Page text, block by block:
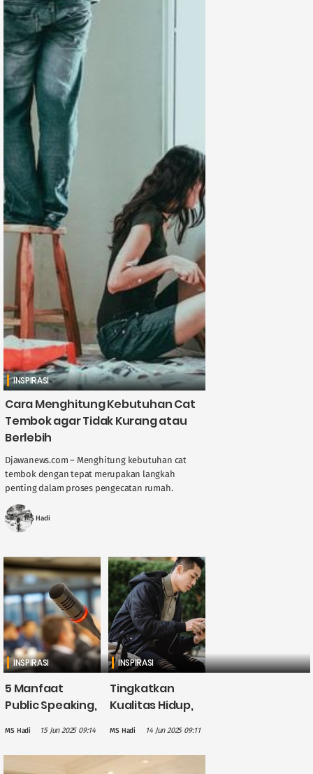
INSPIRASI
Cara Menghitung Kebutuhan Cat
Tembok agar Tidak Kurang atau
Berlebih
Djawanews.com – Menghitung kebutuhan cat
tembok dengan tepat merupakan langkah
penting dalam proses pengecatan rumah.
Perhitungan yang akurat akan menghindarkan
Anda dari pembelian cat yang berlebihan atau ....
MS Hadi
INSPIRASI
5 Manfaat
Public Speaking,
Menambah
Kepercayaan
MS Hadi 15 Jun 2025 09:14
INSPIRASI
Tingkatkan
Kualitas Hidup,
Jadi Lifelong
Learner
MS Hadi 14 Jun 2025 09:11